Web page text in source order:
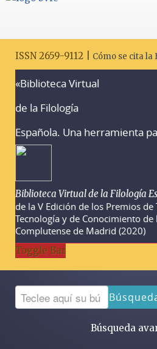
ISSN 2659-9112 | Cómo se cita la
«Biblioteca Virtual
de la Filología
Española. Una herramienta
Biblioteca Virtual de la Filología
de la V Edición de los Premios de
Tecnología y de Conocimiento
Complutense de Madrid (2020)
Toggle Bar
Búsqueda